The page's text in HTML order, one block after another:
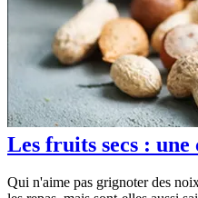
Les fruits secs :
Qui n'aime pas grignoter des